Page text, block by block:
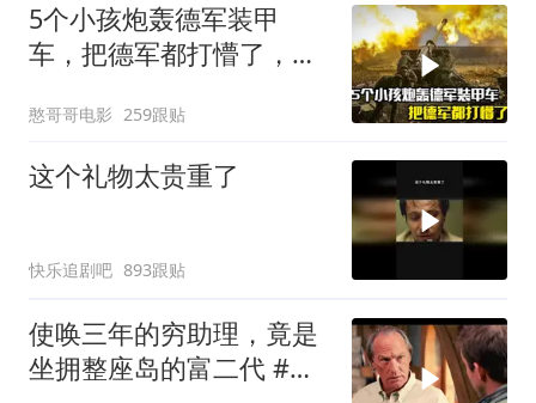
5个小孩炮轰德军装甲
车，把德军都打懵了，战
憨哥哥电影 259跟贴
这个礼物太贵重了
快乐追剧吧 893跟贴
使唤三年的穷助理，竟是
坐拥整座岛的富二代 #电